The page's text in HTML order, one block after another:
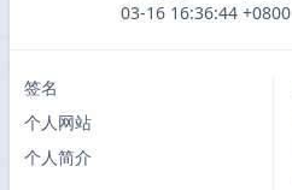
03-16 16:36:44 +0800
签名
个人网站
个人简介